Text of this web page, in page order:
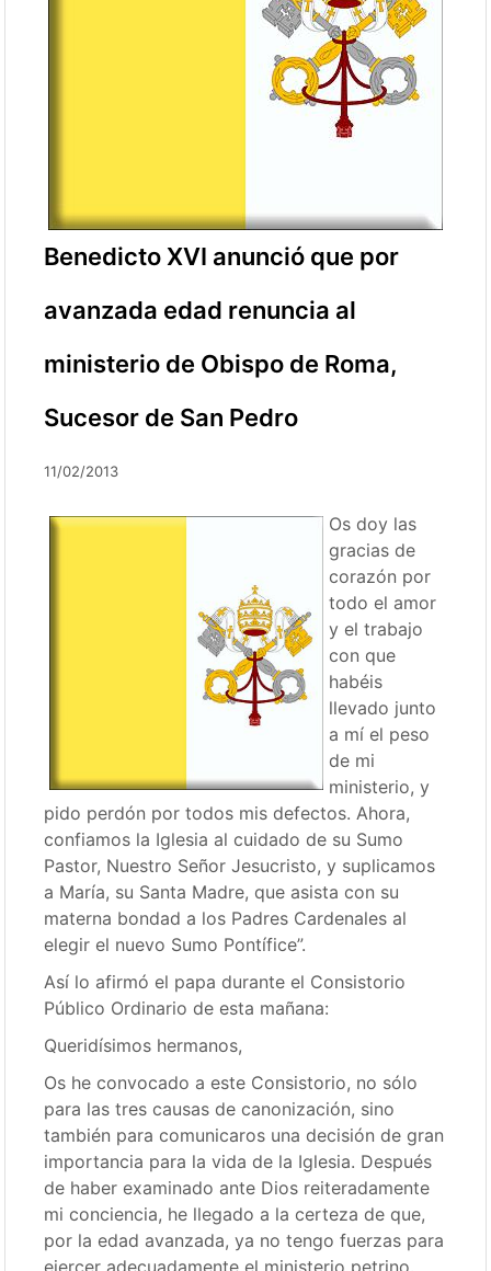
Benedicto XVI anunció que por
avanzada edad renuncia al
ministerio de Obispo de Roma,
Sucesor de San Pedro
11/02/2013
Os doy las
gracias de
corazón por
todo el amor
y el trabajo
con que
habéis
llevado junto
a mí el peso
de mi
ministerio, y
pido perdón por todos mis defectos. Ahora,
confiamos la Iglesia al cuidado de su Sumo
Pastor, Nuestro Señor Jesucristo, y suplicamos
a María, su Santa Madre, que asista con su
materna bondad a los Padres Cardenales al
elegir el nuevo Sumo Pontífice”.
Así lo afirmó el papa durante el Consistorio
Público Ordinario de esta mañana:
Queridísimos hermanos,
Os he convocado a este Consistorio, no sólo
para las tres causas de canonización, sino
también para comunicaros una decisión de gran
importancia para la vida de la Iglesia. Después
de haber examinado ante Dios reiteradamente
mi conciencia, he llegado a la certeza de que,
por la edad avanzada, ya no tengo fuerzas para
ejercer adecuadamente el ministerio petrino.